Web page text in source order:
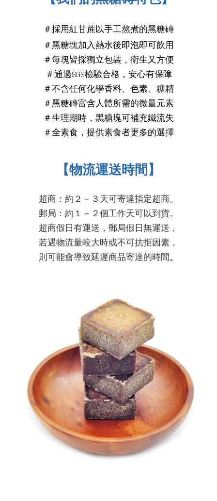
＃採用紅甘蔗以手工熬煮的黑糖磚
＃黑糖塊加入熱水後即泡即可飲用
＃每塊皆採獨立包裝，衛生又方便
＃通過SGS檢驗合格，安心有保障
＃不含任何化學香料、色素、糖精
＃黑糖磚富含人體所需的微量元素
＃生理期時，黑糖塊可補充鐵流失
＃全素食，提供素食者更多的選擇
【物流運送時間】
超商：約２－３天可寄達指定超商。
郵局：約１－２個工作天可以到貨。
超商假日有運送，郵局假日無運送，
若遇物流量較大時或不可抗拒因素，
則可能會導致延遲商品寄達的時間。